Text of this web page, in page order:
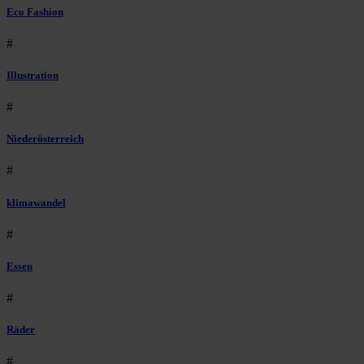
Eco Fashion
#
Illustration
#
Niederösterreich
#
klimawandel
#
Essen
#
Räder